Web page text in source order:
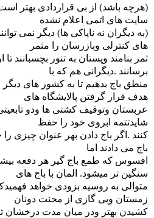
(هرچه باشد) از بی قراردادی بهتر
سایت های اتمی اعلام نشده
(به دیگران نه ناپاکی ها) دیگر نمی
های کنترلی وبازرسان را مثمر
ثمر بنامند وپستان به تنور بچسبانند تا
برسانند .دیگرانی هم که با
منطق باج بدهیم تا به کشور های دیگر
هدف قرار گرفتن پالایشگاه های
عربستان وتوقیف کشتی ها ودو
شایدتتمه ابروی خود را حفظ
کنند .اگر باج دادن بهر عنوان چیزی
باج می دادند اما
افسوس که طمع باج گیر هر دفعه
سنگین تر میشود. المان با باج های
متوالی به روسیه بزودی خواهد
زمستان وبی گازی از محنت دونان
کشیدن بهتر ودر میان مدت درخشان